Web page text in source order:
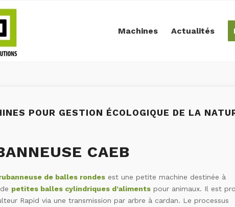
Machines Actualités
POUR GESTION ÉCOLOGIQUE DE LA
CAEB
de balles rondes est une petite machine destinée à
petites balles cylindriques d’aliments pour animaux. Il est
Rapid via une transmission par arbre à cardan. Le processus